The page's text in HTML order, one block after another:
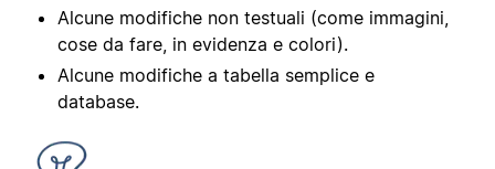
Alcune modifiche non testuali (come immagini,
cose da fare, in evidenza e colori).
Alcune modifiche a tabella semplice e
database.